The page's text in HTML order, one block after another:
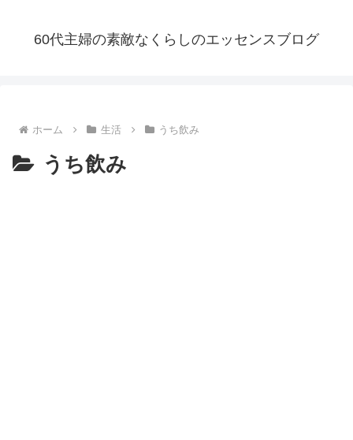
60代主婦の素敵なくらしのエッセンスブログ
ホーム 生活 うち飲み
うち飲み